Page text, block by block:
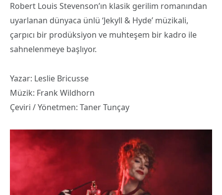
Robert Louis Stevenson’ın klasik gerilim romanından
uyarlanan dünyaca ünlü ‘Jekyll & Hyde’ müzikali,
çarpıcı bir prodüksiyon ve muhteşem bir kadro ile
sahnelenmeye başlıyor.
Yazar: Leslie Bricusse
Müzik: Frank Wildhorn
Çeviri / Yönetmen: Taner Tunçay